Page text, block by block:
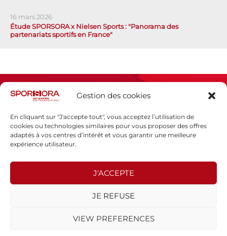
Gestion des cookies
En cliquant sur "J'accepte tout", vous acceptez l’utilisation de
cookies ou technologies similaires pour vous proposer des offres
adaptés à vos centres d’intérêt et vous garantir une meilleure
expérience utilisateur.
J'ACCEPTE
JE REFUSE
VIEW PREFERENCES
16 mars 2026
Étude SPORSORA x Nielsen Sports : "Panorama des
partenariats sportifs en France"
Espace presse
Politique de confidentialité
SPORSORA
75015 PARIS